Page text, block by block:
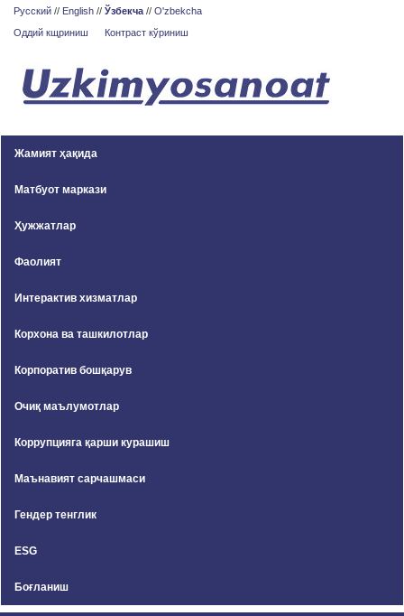
Русский // English // Ўзбекча // O'zbekcha
Оддий кщриниш
Контраст кўриниш
Жамият ҳақида
Матбуот маркази
Ҳужжатлар
Фаолият
Интерактив хизматлар
Корхона ва ташкилотлар
Корпоратив бошқарув
Очиқ маълумотлар
Коррупцияга қарши курашиш
Маънавият сарчашмаси
Гендер тенглик
ESG
Боғланиш